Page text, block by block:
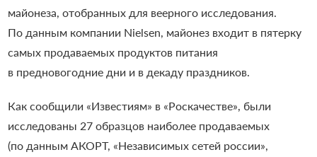
майонеза, отобранных для веерного исследования.
По данным компании Nielsen, майонез входит в пятерку
самых продаваемых продуктов питания
в предновогодние дни и в декаду праздников.
Как сообщили «Известиям» в «Роскачестве», были
исследованы 27 образцов наиболее продаваемых
(по данным АКОРТ, «Независимых сетей россии»,